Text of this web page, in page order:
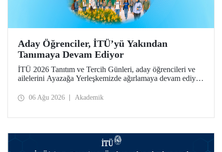
Aday Öğrenciler, İTÜ’yü Yakından
Tanımaya Devam Ediyor
İTÜ 2026 Tanıtım ve Tercih Günleri, aday öğrencileri ve
ailelerini Ayazağa Yerleşkemizde ağırlamaya devam ediyor.
ilgili fakülte ve birimler adaylara bilgi vermeye devam
06 Ağu 2026 Akademik